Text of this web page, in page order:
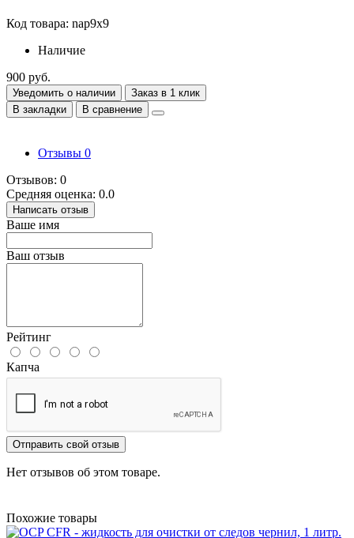
Код товара: nap9x9
Наличие
900 руб.
Уведомить о наличии
Заказ в 1 клик
В закладки
В сравнение
Отзывы 0
Отзывов: 0
Средняя оценка: 0.0
Написать отзыв
Ваше имя
Ваш отзыв
Рейтинг
Капча
Отправить свой отзыв
Нет отзывов об этом товаре.
Похожие товары